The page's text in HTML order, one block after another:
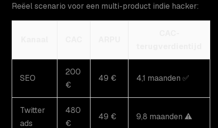
Reëel scenario voor een multi-product indie hacker:
SEO
200
€
49 € 4,1 maanden ✅
Twitter
ads
480
€
49 € 9,8 maanden ⚠️